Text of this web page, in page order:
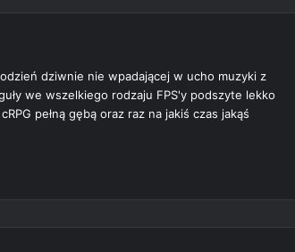
dziwnie nie wpadającej w ucho muzyki z
we wszelkiego rodzaju FPS'y podszyte lekko
pełną gębą oraz raz na jakiś czas jakąś